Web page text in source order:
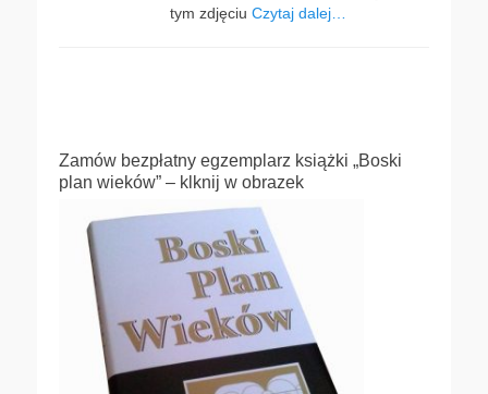
tym zdjęciu Czytaj dalej…
Zamów bezpłatny egzemplarz książki „Boski
plan wieków” – klknij w obrazek